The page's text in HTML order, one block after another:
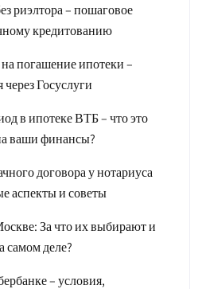
риэлтора – пошаговое
кредитованию
погашение ипотеки –
Госуслуги
в ипотеке ВТБ – что это
ваши финансы?
договора у нотариуса
аспекты и советы
За что их выбирают и
самом деле?
– условия,